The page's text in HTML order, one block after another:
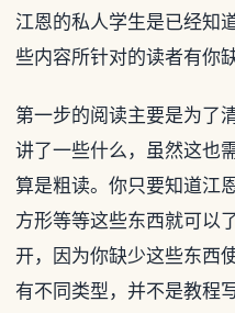
江恩的私人学生是已经知
些内容所针对的读者有你
第一步的阅读主要是为了
讲了一些什么，虽然这也
算是粗读。你只要知道江
方形等等这些东西就可以
开，因为你缺少这些东
有不同类型，并不是教程